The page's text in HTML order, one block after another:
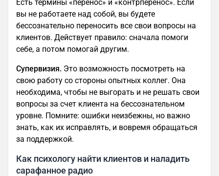
Есть термины «перенос» и «контрперенос». Если
вы не работаете над собой, вы будете
бессознательно переносить все свои вопросы на
клиентов. Действует правило: сначала помоги
себе, а потом помогай другим.
Супервизия. Это возможность посмотреть на
свою работу со стороны опытных коллег. Она
необходима, чтобы не выгорать и не решать свои
вопросы за счет клиента на бессознательном
уровне. Помните: ошибки неизбежны, но важно
знать, как их исправлять, и вовремя обращаться
за поддержкой.
Как психологу найти клиентов и наладить
сарафанное радио